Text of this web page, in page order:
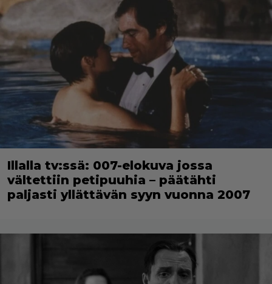
Illalla tv:ssä: 007-elokuva jossa
vältettiin petipuuhia – päätähti
paljasti yllättävän syyn vuonna 2007